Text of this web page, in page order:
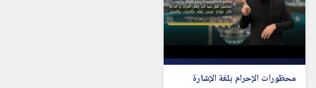
محظورات الإحرام بلغة الإشارة